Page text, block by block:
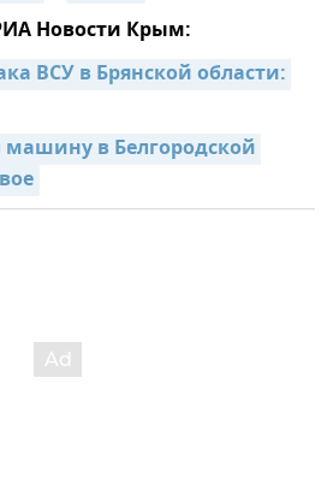
Новости Крым:
ВСУ в Брянской области:
в Белгородской